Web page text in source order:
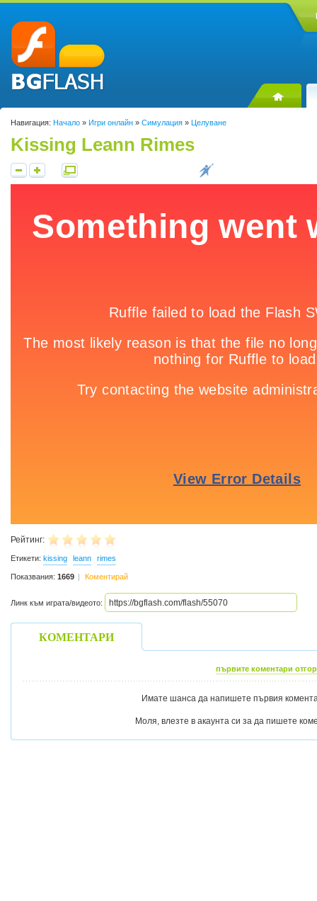
Навигация: Начало » Игри онлайн » Симулация » Целуване
Kissing Leann Rimes
Рейтинг:
Етикети: kissing leann rimes
Показвания: 1669 Коментирай
Линк към играта/видеото:
КОМЕНТАРИ
първите коментари
Имате шанса да напишете първия
Моля, влезте в акаунта си за да пишете